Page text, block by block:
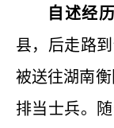
自述经历
县，后走路
被送往湖南
排当士兵。